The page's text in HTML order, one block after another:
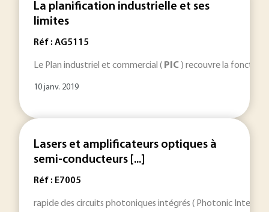
La planification industrielle et ses
limites
Réf : AG5115
Le Plan industriel et commercial ( PIC ) recouvre la fonction
10 janv. 2019
Lasers et amplificateurs optiques à
semi-conducteurs [...]
Réf : E7005
rapide des circuits photoniques intégrés ( Photonic